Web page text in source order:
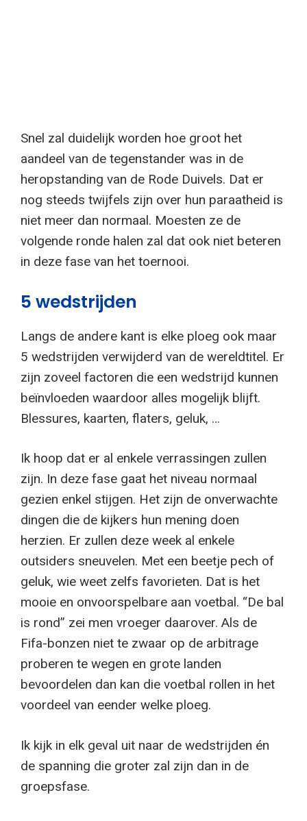
Snel zal duidelijk worden hoe groot het
aandeel van de tegenstander was in de
heropstanding van de Rode Duivels. Dat er
nog steeds twijfels zijn over hun paraatheid is
niet meer dan normaal. Moesten ze de
volgende ronde halen zal dat ook niet beteren
in deze fase van het toernooi.
5 wedstrijden
Langs de andere kant is elke ploeg ook maar
5 wedstrijden verwijderd van de wereldtitel. Er
zijn zoveel factoren die een wedstrijd kunnen
beïnvloeden waardoor alles mogelijk blijft.
Blessures, kaarten, flaters, geluk, …
Ik hoop dat er al enkele verrassingen zullen
zijn. In deze fase gaat het niveau normaal
gezien enkel stijgen. Het zijn de onverwachte
dingen die de kijkers hun mening doen
herzien. Er zullen deze week al enkele
outsiders sneuvelen. Met een beetje pech of
geluk, wie weet zelfs favorieten. Dat is het
mooie en onvoorspelbare aan voetbal. “De bal
is rond” zei men vroeger daarover. Als de
Fifa-bonzen niet te zwaar op de arbitrage
proberen te wegen en grote landen
bevoordelen dan kan die voetbal rollen in het
voordeel van eender welke ploeg.
Ik kijk in elk geval uit naar de wedstrijden én
de spanning die groter zal zijn dan in de
groepsfase.